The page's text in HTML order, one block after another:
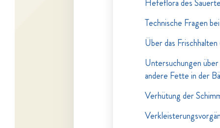
Hefeflora des
Technische Fragen
Über das
Untersuchungen
andere Fette in der
Verhütung der